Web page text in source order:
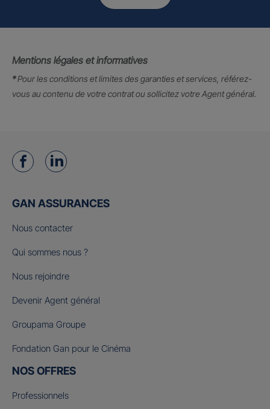
Mentions légales et informatives
*Pour les conditions et limites des garanties et services, référez-
vous au contenu de votre contrat ou sollicitez votre Agent général.
GAN ASSURANCES
Nous contacter
Qui sommes nous ?
Nous rejoindre
Devenir Agent général
Groupama Groupe
Fondation Gan pour le Cinéma
NOS OFFRES
Professionnels